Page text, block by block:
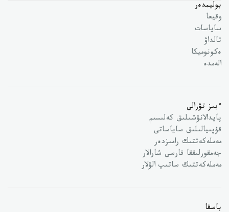
بوليمدەر
وقيعا
ساياسات
تالداۋ
ەكونوميكا
الەمدە
ءبىز تۋرالى
پايدالانۋشىلىق كەلىسىم
قۇپىيالىلىق ساياساتى
مەملەكەتتىك رامىزدەر
جەمقورلىققا قارسى شارالار
مەملەكەتتىك ساتىپ الۋلار
باسقا